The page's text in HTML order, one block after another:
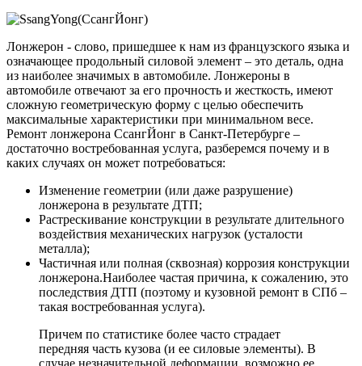
Лонжерон - слово, пришедшее к нам из французского языка и
означающее продольный силовой элемент – это деталь, одна
из наиболее значимых в автомобиле. Лонжероны в
автомобиле отвечают за его прочность и жесткость, имеют
сложную геометрическую форму с целью обеспечить
максимальные характеристики при минимальном весе.
Ремонт лонжерона СсангЙонг в Санкт-Петербурге –
достаточно востребованная услуга, разберемся почему и в
каких случаях он может потребоваться:
Изменение геометрии (или даже разрушение)
лонжерона в результате ДТП;
Растрескивание конструкции в результате длительного
воздействия механических нагрузок (усталости
металла);
Частичная или полная (сквозная) коррозия конструкции
лонжерона.Наиболее частая причина, к сожалению, это
последствия ДТП (поэтому и кузовной ремонт в СПб –
такая востребованная услуга).
Причем по статистике более часто страдает
передняя часть кузова (и ее силовые элементы). В